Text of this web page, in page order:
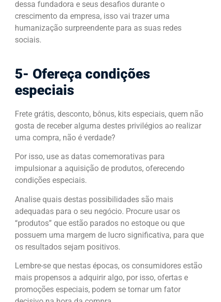
dessa fundadora e seus desafios durante o
crescimento da empresa, isso vai trazer uma
humanização surpreendente para as suas redes
sociais.
5- Ofereça condições
especiais
Frete grátis, desconto, bônus, kits especiais, quem não
gosta de receber alguma destes privilégios ao realizar
uma compra, não é verdade?
Por isso, use as datas comemorativas para
impulsionar a aquisição de produtos, oferecendo
condições especiais.
Analise quais destas possibilidades são mais
adequadas para o seu negócio. Procure usar os
“produtos” que estão parados no estoque ou que
possuem uma margem de lucro significativa, para que
os resultados sejam positivos.
Lembre-se que nestas épocas, os consumidores estão
mais propensos a adquirir algo, por isso, ofertas e
promoções especiais, podem se tornar um fator